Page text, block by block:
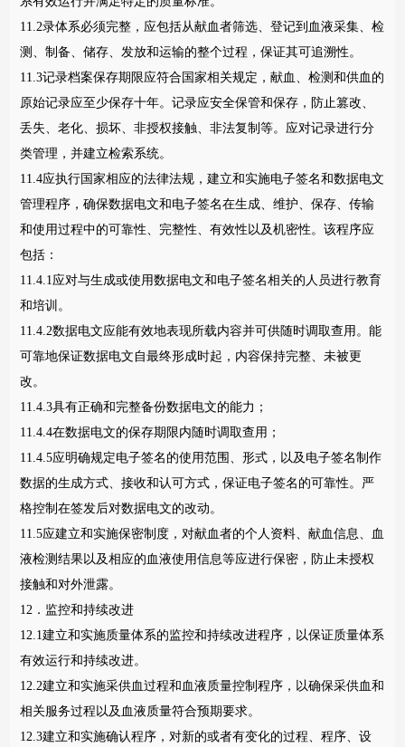
11.2录体系必须完整，应包括从献血者筛选、登记到血液采集、检
测、制备、储存、发放和运输的整个过程，保证其可追溯性。
11.3记录档案保存期限应符合国家相关规定，献血、检测和供血的
原始记录应至少保存十年。记录应安全保管和保存，防止篡改、
丢失、老化、损坏、非授权接触、非法复制等。应对记录进行分
类管理，并建立检索系统。
11.4应执行国家相应的法律法规，建立和实施电子签名和数据电文
管理程序，确保数据电文和电子签名在生成、维护、保存、传输
和使用过程中的可靠性、完整性、有效性以及机密性。该程序应
包括：
11.4.1应对与生成或使用数据电文和电子签名相关的人员进行教育
和培训。
11.4.2数据电文应能有效地表现所载内容并可供随时调取查用。能
可靠地保证数据电文自最终形成时起，内容保持完整、未被更
改。
11.4.3具有正确和完整备份数据电文的能力；
11.4.4在数据电文的保存期限内随时调取查用；
11.4.5应明确规定电子签名的使用范围、形式，以及电子签名制作
数据的生成方式、接收和认可方式，保证电子签名的可靠性。严
格控制在签发后对数据电文的改动。
11.5应建立和实施保密制度，对献血者的个人资料、献血信息、血
液检测结果以及相应的血液使用信息等应进行保密，防止未授权
接触和对外泄露。
12．监控和持续改进
12.1建立和实施质量体系的监控和持续改进程序，以保证质量体系
有效运行和持续改进。
12.2建立和实施采供血过程和血液质量控制程序，以确保采供血和
相关服务过程以及血液质量符合预期要求。
12.3建立和实施确认程序，对新的或者有变化的过程、程序、设